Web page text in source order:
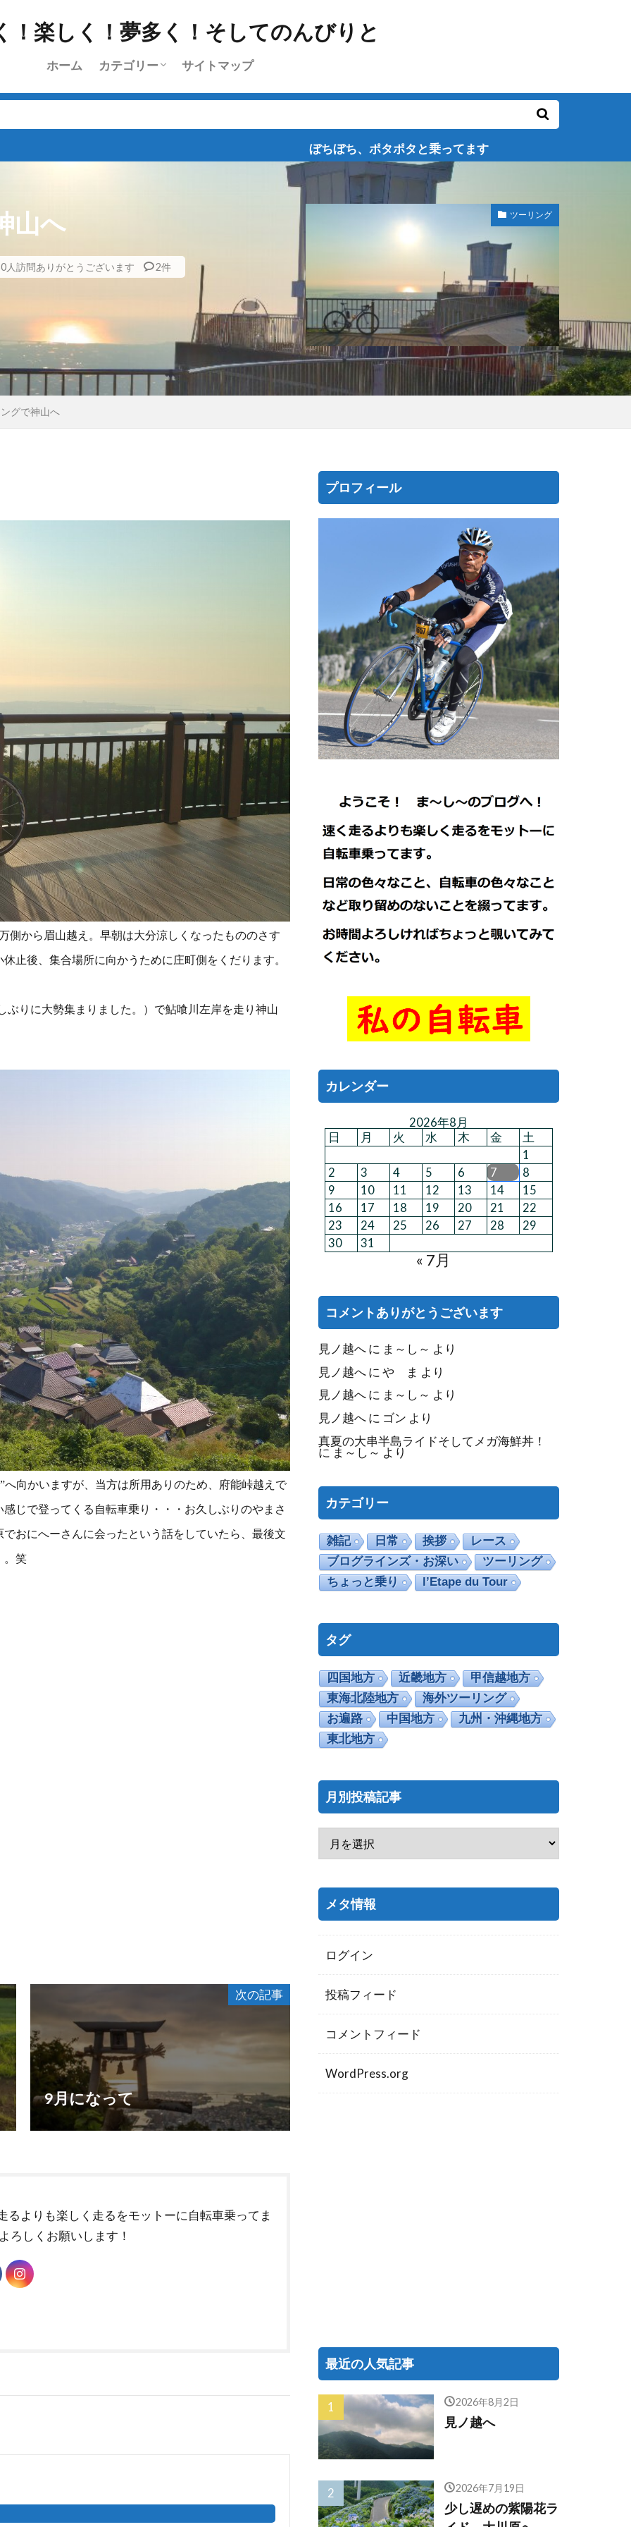
ホーム カテゴリー
挨拶
雑記
l’Etape du Tour
ちょっと乗り
ツーリング
日常
レース
ブログラインズ・お深い
サイトマップ
ぼちぼち、ポタポタと乗ってます
山へ
人訪問ありがとうございます 2件
ツーリング
グで神山へ
側から眉山越え。 早朝は大分涼しくなったもののさす
止後、集合場所に向かうために庄町側をくだります。
りに大勢集まりました。）で鮎喰川左岸を走り神山
向かいますが、当方は所用ありのため、府能峠越えで
感じで登ってくる自転車乗り・・・お久しぶりのやまさ
おにへーさんに会ったという話を していたら、最後文
。笑
次の記事
9月になって
るよりも楽しく走るをモットーに自転車乗ってま
ろしくお願いします！
プロフィール
カレンダー
2026年8月
日
月 火 水 木 金
土
1
2
3 4 5 6 7
8
9
10 11 12 13 14
15
16
17 18 19 20 21
22
23
24 25 26 27 28
29
30
31
« 7月
コメントありがとうございます
見ノ越へに ま～し～ より
見ノ越へに や ま より
見ノ越へに ま～し～ より
見ノ越へに ゴン より
真夏の大串半島ライドそしてメガ海鮮丼！
に ま～し～ より
カテゴリー
雑記 日常 挨拶
レース
ブログラインズ・お深い
ツーリング
ちょっと乗り
l’Etape du Tour
タグ
四国地方 近畿地方
甲信越地方
東海北陸地方
海外ツーリング
お遍路
中国地方
九州・沖縄地方
東北地方
月別投稿記事
メタ情報
ログイン
投稿フィード
コメントフィード
WordPress.org
最近の人気記事
2026年8月2日
見ノ越へ
2026年7月19日
少し遅めの紫陽花ラ